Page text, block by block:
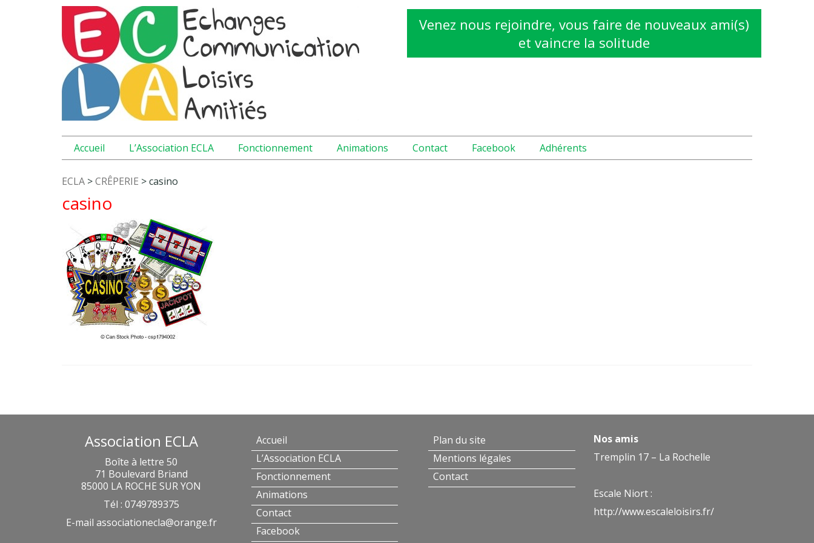
Venez nous rejoindre, vous faire de nouveaux ami(s)
et vaincre la solitude
Accueil L’Association ECLA Fonctionnement Animations Contact Facebook Adhérents
ECLA >CRÊPERIE >casino
casino
Association ECLA
Boîte à lettre 50
71 Boulevard Briand
85000 LA ROCHE SUR YON
Tél : 0749789375
E-mail associationecla@orange.fr
Accueil
L’Association ECLA
Fonctionnement
Animations
Contact
Facebook
Plan du site
Mentions légales
Contact
Nos amis
Tremplin 17 – La Rochelle
Escale Niort :
http://www.escaleloisirs.fr/